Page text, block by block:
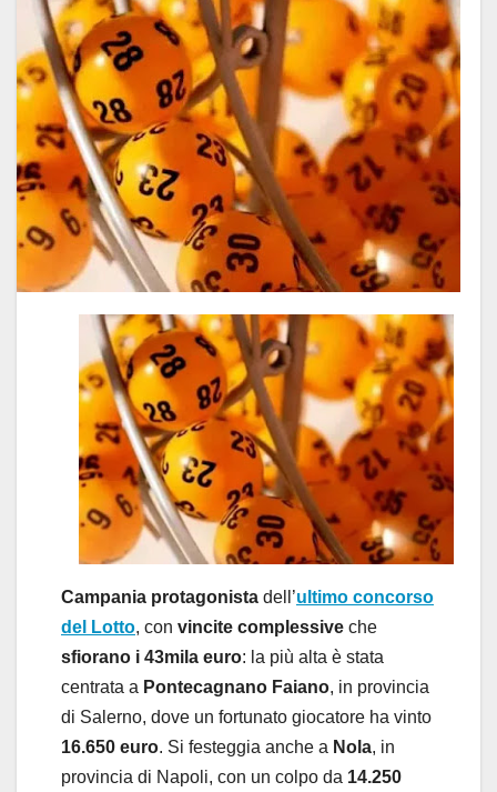
Campania protagonista dell’ultimo concorso
del Lotto, con vincite complessive che
sfiorano i 43mila euro: la più alta è stata
centrata a Pontecagnano Faiano, in provincia
di Salerno, dove un fortunato giocatore ha vinto
16.650 euro. Si festeggia anche a Nola, in
provincia di Napoli, con un colpo da 14.250